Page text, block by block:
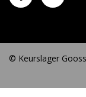
© Keurslager